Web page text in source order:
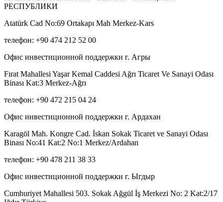
РЕСПУБЛИКИ
Atatürk Cad No:69 Ortakapı Mah Merkez-Kars
телефон: +90 474 212 52 00
Офис инвестиционной поддержки г. Агры
Fırat Mahallesi Yaşar Kemal Caddesi Ağrı Ticaret Ve Sanayi Odası
Binası Kat:3 Merkez-Ağrı
телефон: +90 472 215 04 24
Офис инвестиционной поддержки г. Ардахан
Karagöl Mah. Kongre Cad. İskan Sokak Ticaret ve Sanayi Odası
Binası No:41 Kat:2 No:1 Merkez/Ardahan
телефон: +90 478 211 38 33
Офис инвестиционной поддержки г. Ыгдыр
Cumhuriyet Mahallesi 503. Sokak Ağgül İş Merkezi No: 2 Kat:2/17